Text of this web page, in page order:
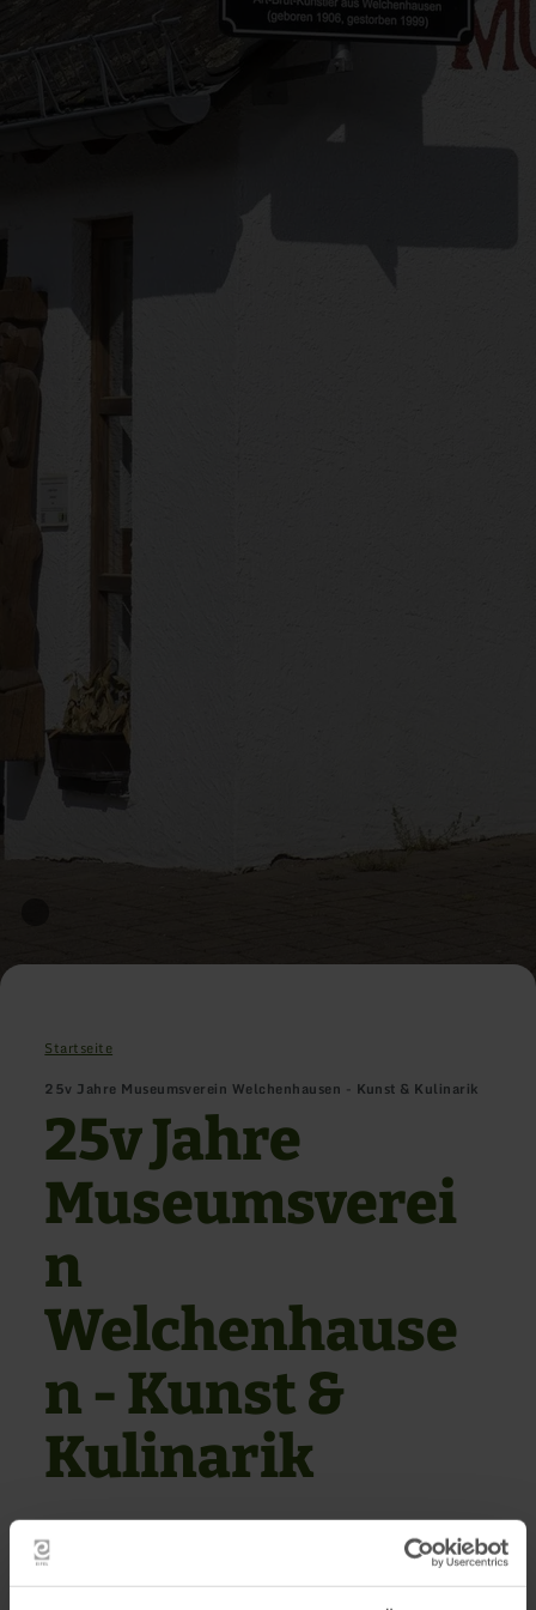
Startseite
25v Jahre Museumsverein Welchenhausen - Kunst & Kulinarik
25v Jahre
Museumsverei
n
Welchenhause
n - Kunst &
Kulinarik